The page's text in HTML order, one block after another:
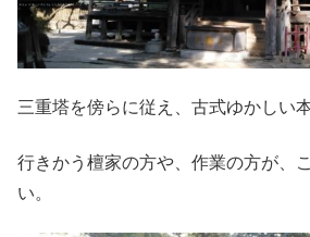
三重塔を傍らに従え、古式ゆかしい本
行きかう檀家の方や、作業の方が、
い。